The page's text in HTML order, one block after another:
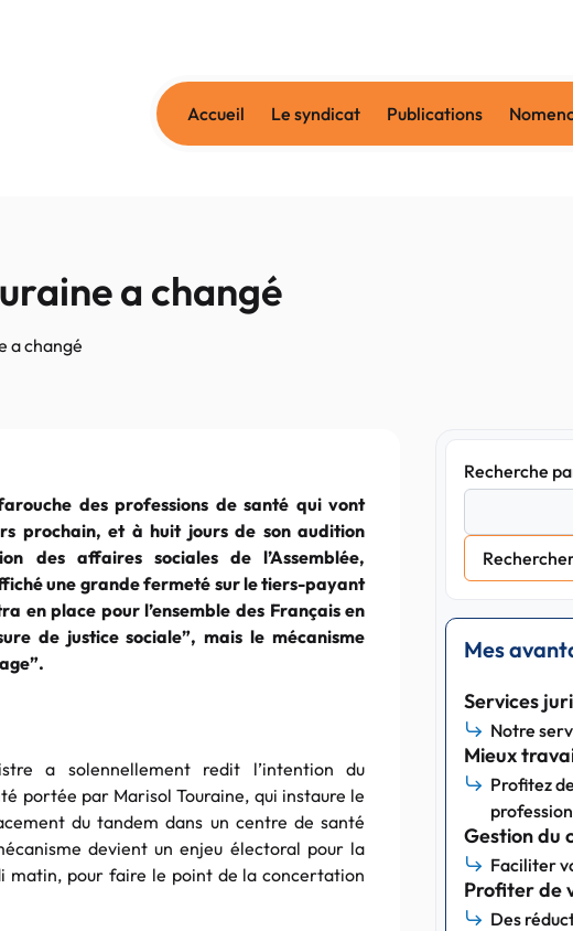
Accueil Le syndicat Publications
a changé
a changé
des professions de santé qui vont
prochain, et à huit jours de son audition
des affaires sociales de l’Assemblée,
une grande fermeté sur le tiers-payant
en place pour l’ensemble des Français en
de justice sociale”, mais le mécanisme
a solennellement redit l’intention du
portée par Marisol Touraine, qui instaure le
du tandem dans un centre de santé
devient un enjeu électoral pour la
matin, pour faire le point de la concertation
Recherche
Mes
Services
Notre
Mieux
Profitez
Gestion du
Faciliter
Profiter de
Des